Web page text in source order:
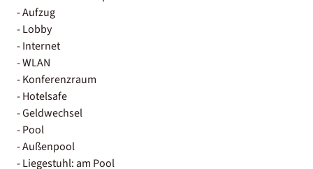
- Aufzug
- Lobby
- Internet
- WLAN
- Konferenzraum
- Hotelsafe
- Geldwechsel
- Pool
- Außenpool
- Liegestuhl: am Pool